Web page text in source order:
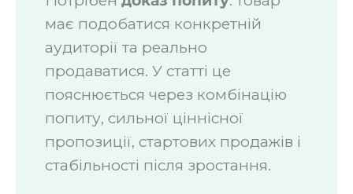
має подобатися конкретній
аудиторії та реально
продаватися. У статті це
пояснюється через комбінацію
попиту, сильної ціннісної
пропозиції, стартових продажів і
стабільності після зростання.